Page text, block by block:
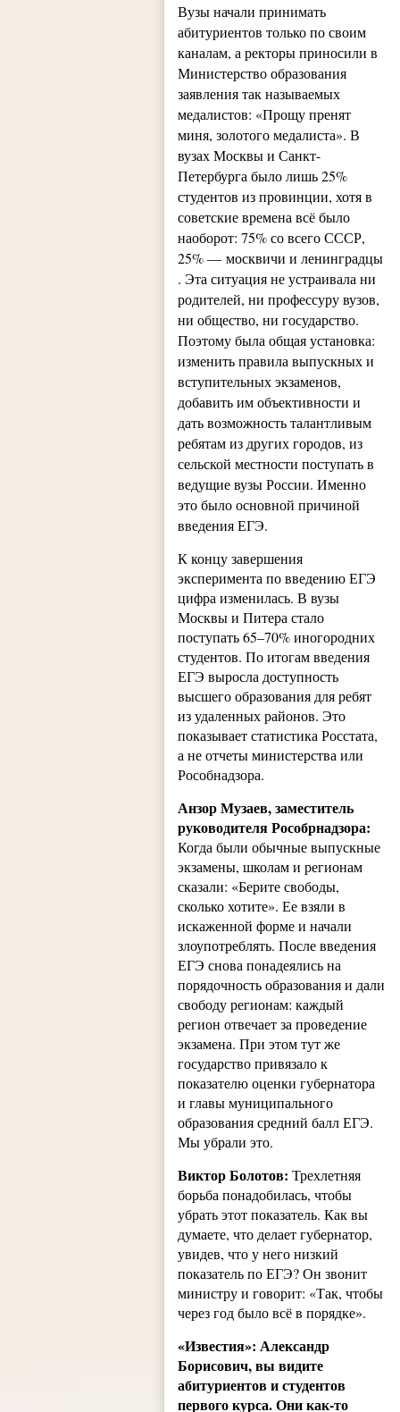
Вузы начали принимать
абитуриентов только по своим
каналам, а ректоры приносили в
Министерство образования
заявления так называемых
медалистов: «Прощу пренят
миня, золотого медалиста». В
вузах Москвы и Санкт-
Петербурга было лишь 25%
студентов из провинции, хотя в
советские времена всё было
наоборот: 75% со всего СССР,
25% — москвичи и ленинградцы
. Эта ситуация не устраивала ни
родителей, ни профессуру вузов,
ни общество, ни государство.
Поэтому была общая установка:
изменить правила выпускных и
вступительных экзаменов,
добавить им объективности и
дать возможность талантливым
ребятам из других городов, из
сельской местности поступать в
ведущие вузы России. Именно
это было основной причиной
введения ЕГЭ.
К концу завершения
эксперимента по введению ЕГЭ
цифра изменилась. В вузы
Москвы и Питера стало
поступать 65–70% иногородних
студентов. По итогам введения
ЕГЭ выросла доступность
высшего образования для ребят
из удаленных районов. Это
показывает статистика Росстата,
а не отчеты министерства или
Рособнадзора.
Анзор Музаев, заместитель
руководителя Рособрнадзора:
Когда были обычные выпускные
экзамены, школам и регионам
сказали: «Берите свободы,
сколько хотите». Ее взяли в
искаженной форме и начали
злоупотреблять. После введения
ЕГЭ снова понадеялись на
порядочность образования и дали
свободу регионам: каждый
регион отвечает за проведение
экзамена. При этом тут же
государство привязало к
показателю оценки губернатора
и главы муниципального
образования средний балл ЕГЭ.
Мы убрали это.
Виктор Болотов:Трехлетняя
борьба понадобилась, чтобы
убрать этот показатель. Как вы
думаете, что делает губернатор,
увидев, что у него низкий
показатель по ЕГЭ? Он звонит
министру и говорит: «Так, чтобы
через год было всё в порядке».
«Известия»: Александр
Борисович, вы видите
абитуриентов и студентов
первого курса. Они как-то